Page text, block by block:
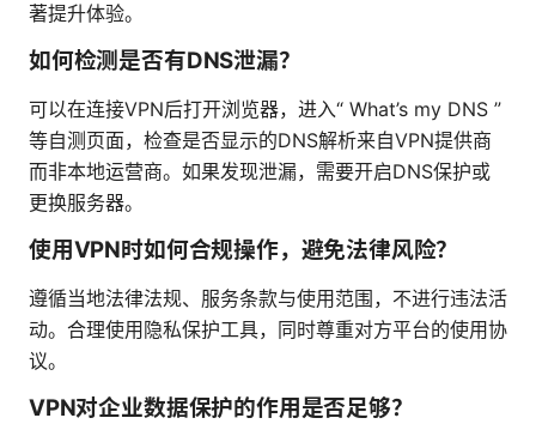
著提升体验。
如何检测是否有DNS泄漏？
可以在连接VPN后打开浏览器，进入“ What’s my DNS ”
等自测页面，检查是否显示的DNS解析来自VPN提供商
而非本地运营商。如果发现泄漏，需要开启DNS保护或
更换服务器。
使用VPN时如何合规操作，避免法律风险？
遵循当地法律法规、服务条款与使用范围，不进行违法活
动。合理使用隐私保护工具，同时尊重对方平台的使用协
议。
VPN对企业数据保护的作用是否足够？